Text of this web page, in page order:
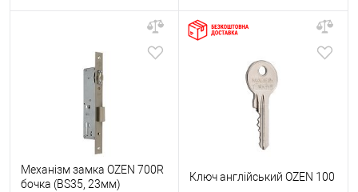
Механізм замка OZEN 700R
бочка (BS35, 23мм)
Ключ англійський OZEN 100